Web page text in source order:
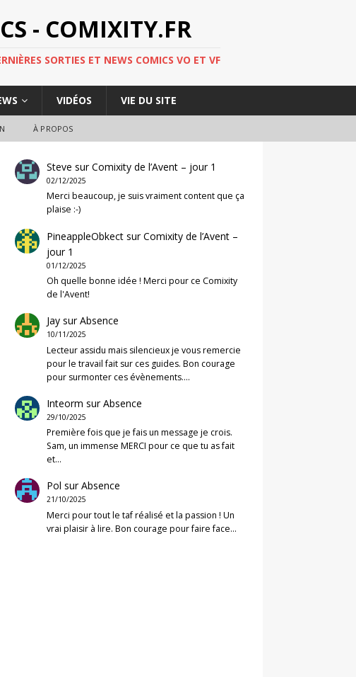
- COMIXITY.FR
SORTIES ET NEWS COMICS VO ET VF
VIDÉOS VIE DU SITE
À PROPOS
Steve surComixity de l’Avent – jour 1
02/12/2025
Merci beaucoup, je suis vraiment content que ça
plaise :-)
PineappleObkect surComixity de l’Avent –
jour 1
01/12/2025
Oh quelle bonne idée ! Merci pour ce Comixity
de l'Avent!
Jay surAbsence
10/11/2025
Lecteur assidu mais silencieux je vous remercie
pour le travail fait sur ces guides. Bon courage
pour surmonter ces évènements.…
Inteorm surAbsence
29/10/2025
Première fois que je fais un message je crois.
Sam, un immense MERCI pour ce que tu as fait
et…
Pol surAbsence
21/10/2025
Merci pour tout le taf réalisé et la passion ! Un
vrai plaisir à lire. Bon courage pour faire face…